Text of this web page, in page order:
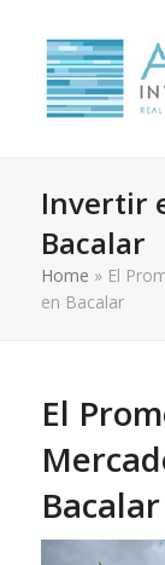
Invertir
Bacalar
Home » El
en Bacalar
El
Bacalar